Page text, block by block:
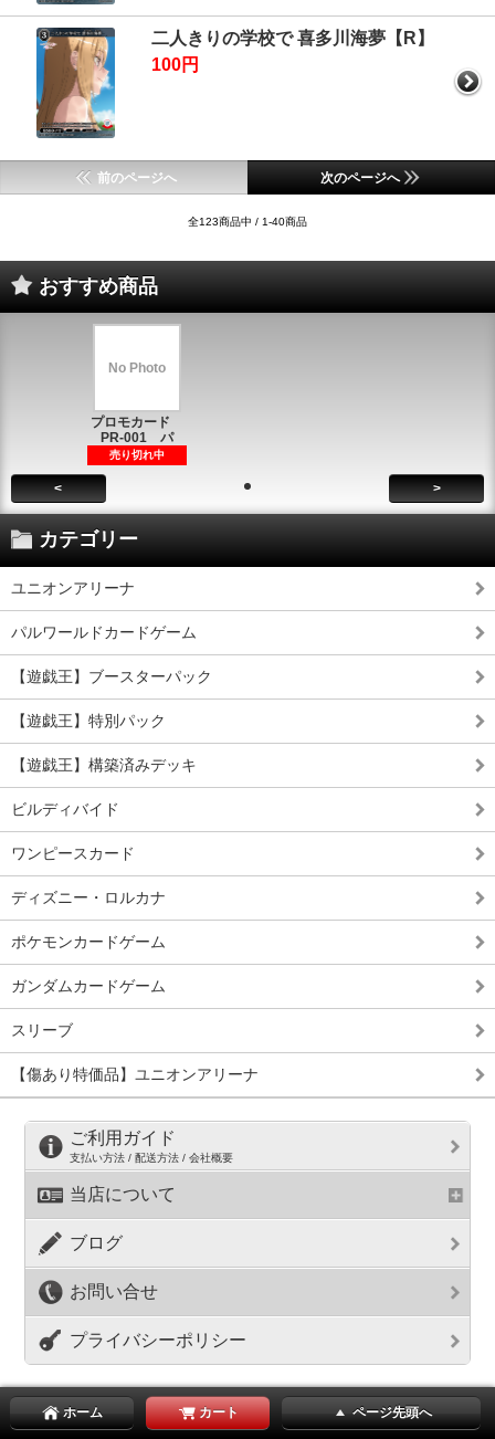
二人きりの学校で 喜多川海夢【R】
100円
前のページへ 次のページへ
全123商品中 / 1-40商品
おすすめ商品
No Photo
プロモカード
PR-001 パ
売り切れ中
< >
カテゴリー
ユニオンアリーナ
パルワールドカードゲーム
【遊戯王】ブースターパック
【遊戯王】特別パック
【遊戯王】構築済みデッキ
ビルディバイド
ワンピースカード
ディズニー・ロルカナ
ポケモンカードゲーム
ガンダムカードゲーム
スリーブ
【傷あり特価品】ユニオンアリーナ
ご利用ガイド
支払い方法 / 配送方法 / 会社概要
当店について
ブログ
お問い合せ
プライバシーポリシー
ホーム カート ページ先頭へ